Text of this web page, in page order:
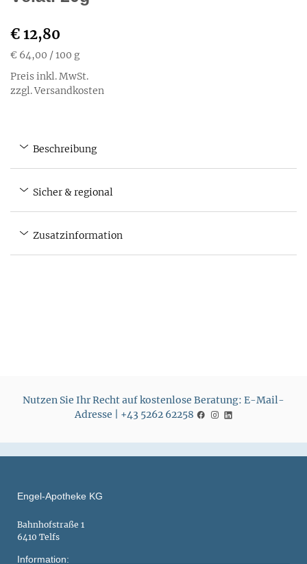
€ 12,80
€ 64,00 / 100 g
Preis inkl. MwSt.
zzgl. Versandkosten
Beschreibung
Sicher & regional
Zusatzinformation
Nutzen Sie Ihr Recht auf kostenlose Beratung: E-Mail-
Adresse | +43 5262 62258
Engel-Apotheke KG
Bahnhofstraße 1
6410 Telfs
Information: